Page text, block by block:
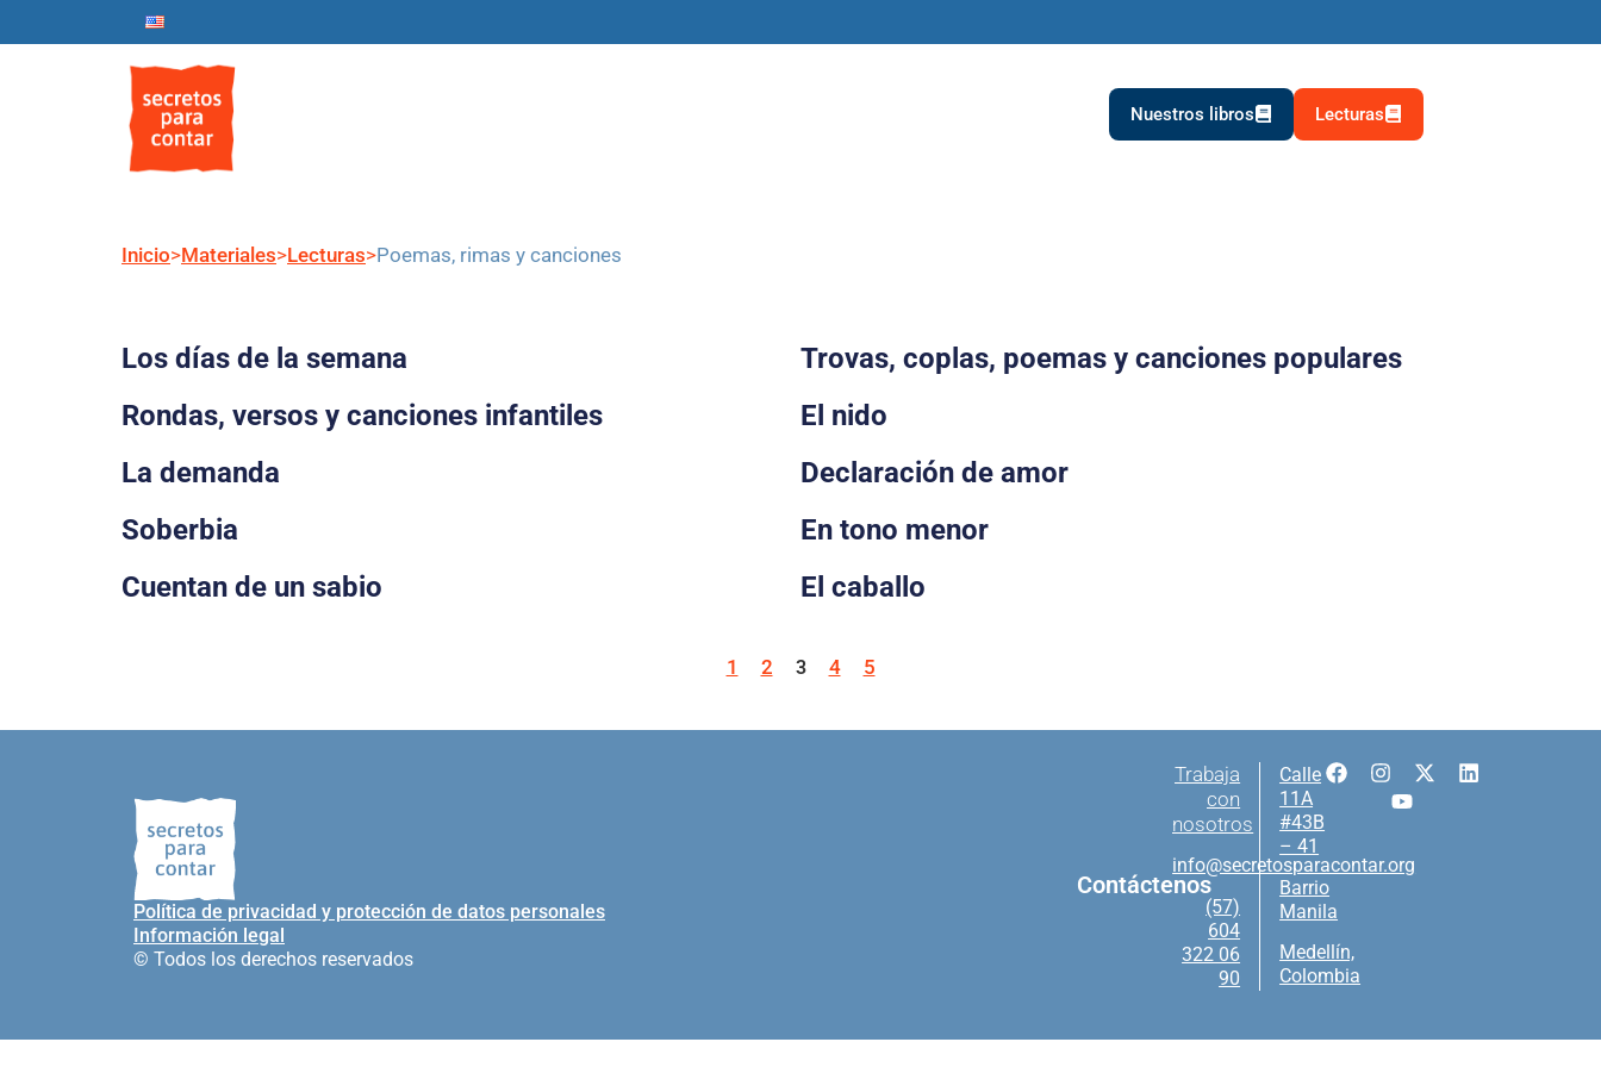
Nuestros libros Lecturas
Inicio>Materiales>Lecturas>Poemas, rimas y canciones
Los días de la semana
Trovas, coplas, poemas y canciones populares
Rondas, versos y canciones infantiles
El nido
La demanda
Declaración de amor
Soberbia
En tono menor
Cuentan de un sabio
El caballo
1 2 3 4 5
Política de privacidad y protección de datos personales
Información legal
© Todos los derechos reservados
Contáctenos
Trabaja
con
nosotros
info@secretosparacontar.org
(57)
604
322 06
90
Calle
11A
#43B
– 41
Barrio
Manila
Medellín,
Colombia